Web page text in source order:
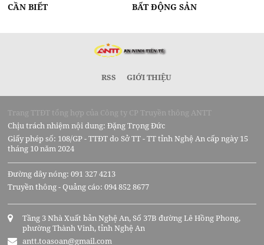
CẦN BIẾT BẤT ĐỘNG SẢN
RSS GIỚI THIỆU
Trang TTĐT tổng hợp của Công ty CP Truyền thông ANTT
Chịu trách nhiệm nội dung: Đặng Trọng Đức
Giấy phép số: 108/GP - TTĐT do Sở TT - TT tỉnh Nghệ An cấp ngày 15
tháng 10 năm 2024
Đường dây nóng: 091 327 4213
Truyền thông - Quảng cáo: 094 852 8677
Tầng 3 Nhà Xuất bản Nghệ An, Số 37B đường Lê Hồng Phong,
phường Thành Vinh, tỉnh Nghệ An
antt.toasoan@gmail.com